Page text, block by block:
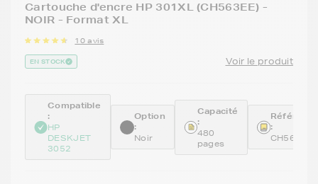
Cartouche d'encre HP 301XL (CH563EE) -
NOIR - Format XL
10 avis
EN STOCK Voir le produit
Compatible
:
HP
DESKJET
3052
Option
:
Noir
Capacité
:
480
pages
:
CH563EE